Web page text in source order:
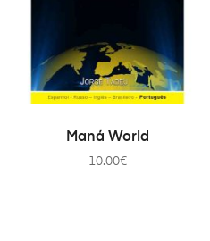
ADICIONAR
Maná World
10.00€